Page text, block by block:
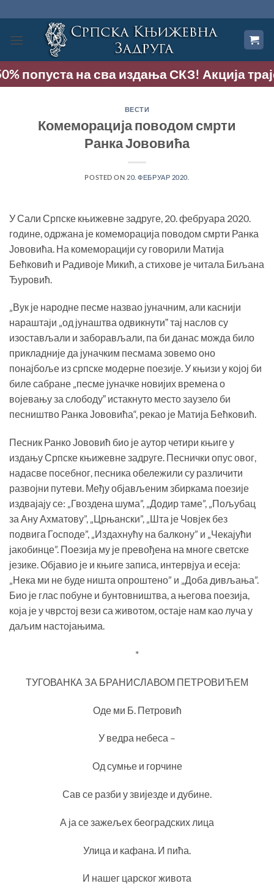
на
садржај
на сва издања СКЗ! Акција траје до
ВЕСТИ
Комеморација поводом смрти
Ранка Јововића
POSTED ON 20. ФЕБРУАР 2020.
У Сали Српске књижевне задруге, 20. фебруара 2020.
године, одржана је комеморација поводом смрти Ранка
Јововића. На комеморацији су говорили Матија
Бећковић и Радивоје Микић, а стихове је читала Биљана
Ђуровић.
„Вук је народне песме назвао јуначним, али каснији
нараштаји „од јунаштва одвикнутиˮ тај наслов су
изостављали и заборављали, па би данас можда било
прикладније да јуначким песмама зовемо оно
понајбоље из српске модерне поезије. У књизи у којој би
биле сабране „песме јуначке новијих времена о
војевању за слободуˮ истакнуто место заузело би
песништво Ранка Јововића“, рекао је Матија Бећковић.
Песник Ранко Јововић био је аутор четири књиге у
издању Српске књижевне задруге. Песнички опус овог,
надасве посебног, песника обележили су различити
развојни путеви. Међу објављеним збиркама поезије
издвајају се: „Гвоздена шума”, „Додир таме”, „Пољубац
за Ану Ахматову”, „Црњански”, „Шта је Човјек без
подвига Господе”, „Издахнућу на балкону” и „Чекајући
јакобинце”. Поезија му је превођена на многе светске
језике. Објавио је и књиге записа, интервјуа и есеја:
„Нека ми не буде ништа опроштено” и „Доба дивљања”.
Био је глас побуне и бунтовништва, а његова поезија,
која је у чврстој вези са животом, остаје нам као луча у
даљим настојањима.
*
ТУГОВАНКА ЗА БРАНИСЛАВОМ ПЕТРОВИЋЕМ
Оде ми Б. Петровић
У ведра небеса –
Од сумње и горчине
Сав се разби у звијезде и дубине.
А ја се зажељех београдских лица
Улица и кафана. И пића.
И нашег царског живота